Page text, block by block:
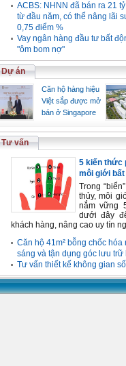
ACBS: NHNN đã bán ra 21
từ đầu năm, có thể nâng lãi
0,75 điểm %
Vay ngân hàng đầu tư bất
"ôm bom nợ"
Dự án
Căn hộ hàng hiệu
Việt sắp được mở
bán ở Singapore
Tư vấn
5 kiến thức
môi giới bất
Trong
thủy, môi
nắm vững
dưới đây
khách hàng, nâng cao uy tín
Căn hộ 41m² bỗng chốc
sáng và tận dụng góc lưu trữ
Tư vấn thiết kế không gian